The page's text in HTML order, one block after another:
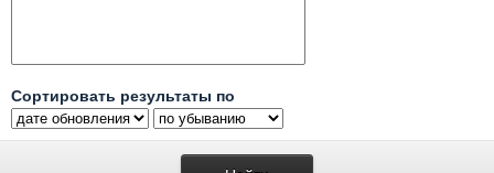
Сортировать результаты по